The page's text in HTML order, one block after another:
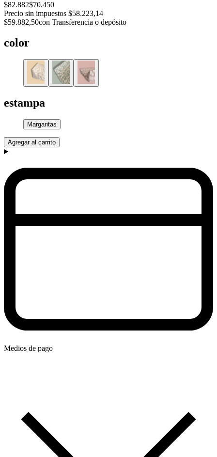
$82.882$70.450
Precio sin impuestos $58.223,14
$59.882,50con Transferencia o depósito
color
estampa
Margaritas
Agregar al carrito
Medios de pago